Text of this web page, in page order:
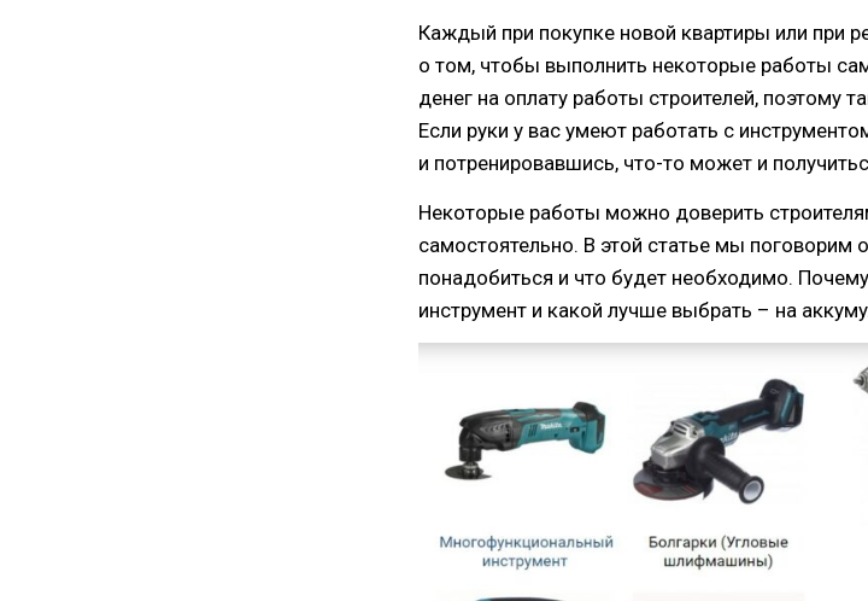
Каждый при покупке новой квартиры или при
о том, чтобы выполнить некоторые работы
денег на оплату работы строителей, поэтому
Если руки у вас умеют работать с
и потренировавшись, что-то может и
Некоторые работы можно доверить
самостоятельно. В этой статье мы поговорим
понадобиться и что будет необходимо.
инструмент и какой лучше выбрать – на